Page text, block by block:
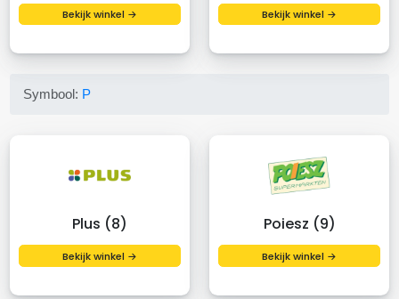
Bekijk winkel → Bekijk winkel →
Symbool: P
Plus (8)
Bekijk winkel →
Poiesz (9)
Bekijk winkel →